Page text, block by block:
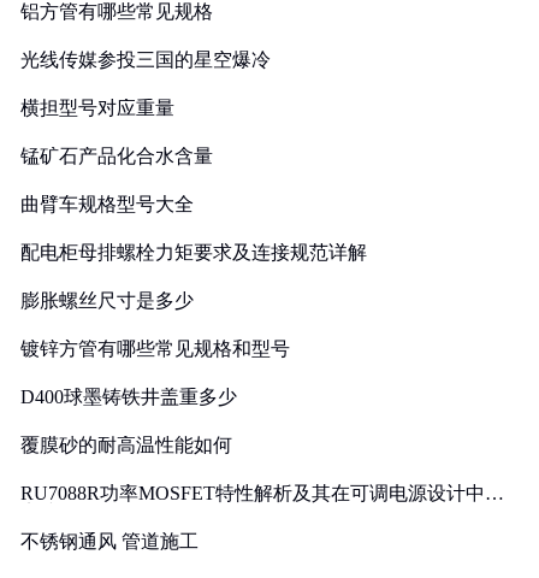
铝方管有哪些常见规格
光线传媒参投三国的星空爆冷
横担型号对应重量
锰矿石产品化合水含量
曲臂车规格型号大全
配电柜母排螺栓力矩要求及连接规范详解
膨胀螺丝尺寸是多少
镀锌方管有哪些常见规格和型号
D400球墨铸铁井盖重多少
覆膜砂的耐高温性能如何
RU7088R功率MOSFET特性解析及其在可调电源设计中的
不锈钢通风 管道施工